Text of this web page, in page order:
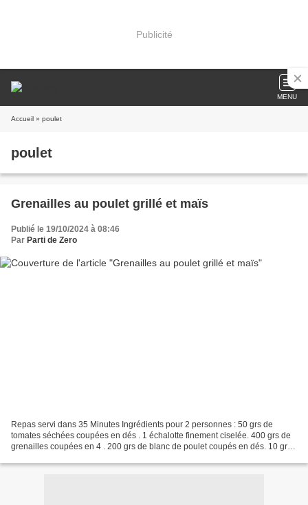
Publicité
MENU
Accueil » poulet
poulet
Grenailles au poulet grillé et maïs
Publié le 19/10/2024 à 08:46
Par Parti de Zero
Repas servi dans 35 Minutes Ingrédients pour 2 personnes : 50 grs de
tomates séchées coupées en dés . 1 échalotte finement ciselée. 400 grs de
grenailles coupées en 4 . 200 grs de blanc de poulet coupés en dés. 10 grs